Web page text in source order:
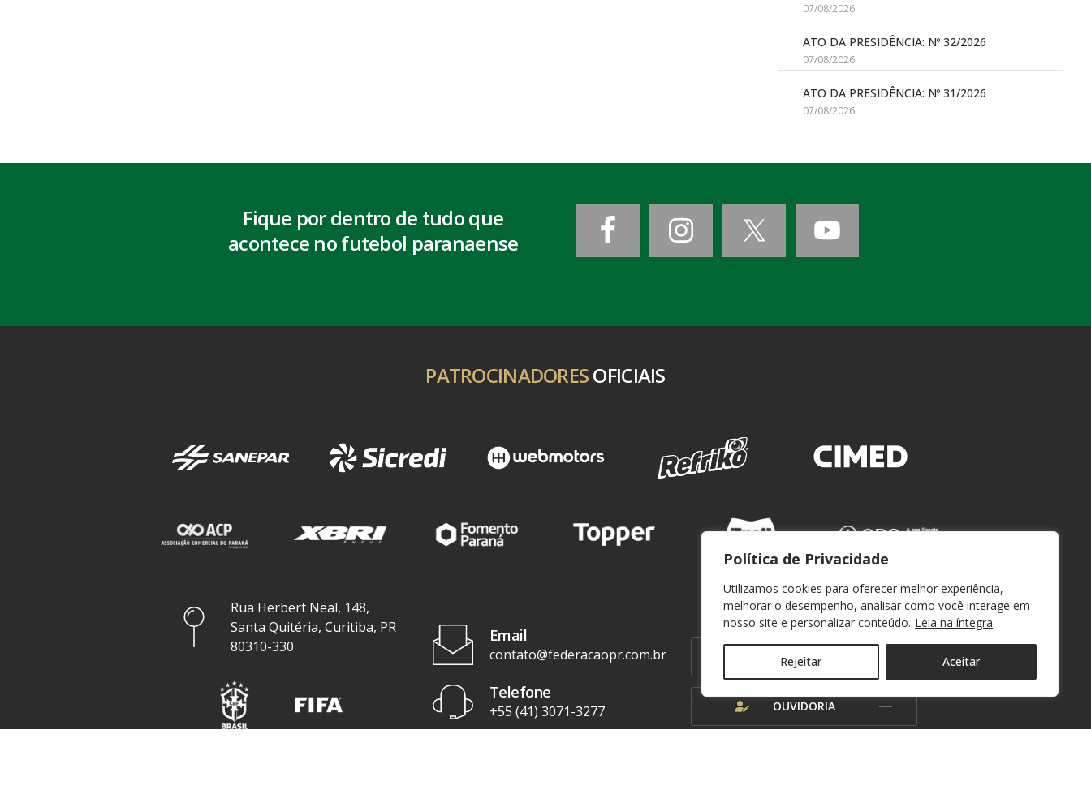
Política de Privacidade
Utilizamos cookies para oferecer melhor experiência,
melhorar o desempenho, analisar como você interage em
nosso site e personalizar conteúdo. Leia na íntegra
Rejeitar Aceitar
07/08/2026
ATO DA PRESIDÊNCIA: Nº 32/2026
07/08/2026
ATO DA PRESIDÊNCIA: Nº 31/2026
07/08/2026
Fique por dentro de tudo que
acontece no futebol paranaense
PATROCINADORESOFICIAIS
Rua Herbert Neal, 148,
Santa Quitéria, Curitiba, PR
80310-330
Email
contato@federacaopr.com.br
Telefone
+55 (41) 3071-3277
WEBMAIL
OUVIDORIA